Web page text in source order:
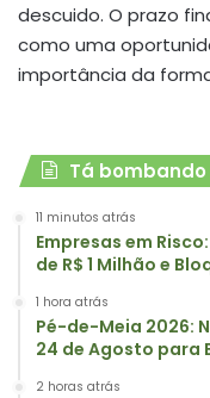
descuido. O prazo
como uma
importância da
Tá bombando
11 minutos atrás
Empresas em
de R$ 1 Milhão e
1 hora atrás
Pé-de-Meia 2026:
24 de Agosto para
2 horas atrás